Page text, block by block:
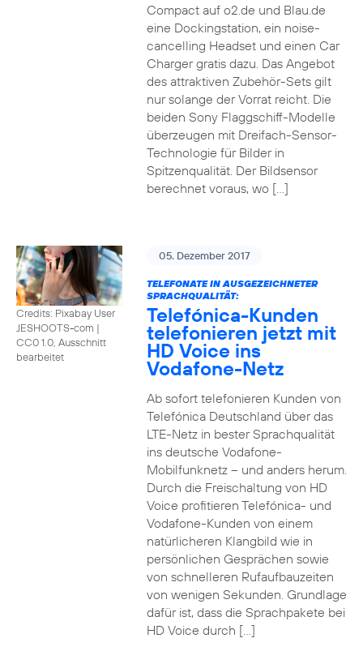
Compact auf o2.de und Blau.de
eine Dockingstation, ein noise-
cancelling Headset und einen Car
Charger gratis dazu. Das Angebot
des attraktiven Zubehör-Sets gilt
nur solange der Vorrat reicht. Die
beiden Sony Flaggschiff-Modelle
überzeugen mit Dreifach-Sensor-
Technologie für Bilder in
Spitzenqualität. Der Bildsensor
berechnet voraus, wo […]
Credits: Pixabay User
JESHOOTS-com |
CC0 1.0, Ausschnitt
bearbeitet
05. Dezember 2017
TELEFONATE IN AUSGEZEICHNETER
SPRACHQUALITÄT:
Telefónica-Kunden
telefonieren jetzt mit
HD Voice ins
Vodafone-Netz
Ab sofort telefonieren Kunden von
Telefónica Deutschland über das
LTE-Netz in bester Sprachqualität
ins deutsche Vodafone-
Mobilfunknetz – und anders herum.
Durch die Freischaltung von HD
Voice profitieren Telefónica- und
Vodafone-Kunden von einem
natürlicheren Klangbild wie in
persönlichen Gesprächen sowie
von schnelleren Rufaufbauzeiten
von wenigen Sekunden. Grundlage
dafür ist, dass die Sprachpakete bei
HD Voice durch […]